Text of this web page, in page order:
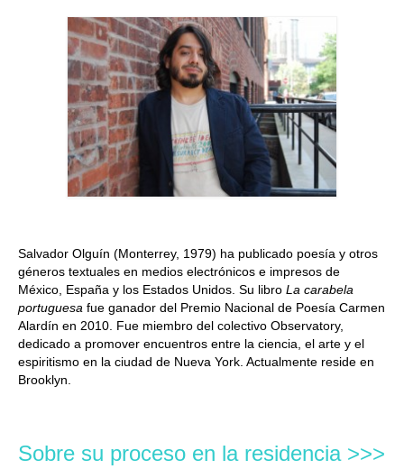
Quedate con nosotras
Archivo
Contacto
Idioma:
Salvador Olguín (Monterrey, 1979) ha publicado poesía y otros
géneros textuales en medios electrónicos e impresos de
México, España y los Estados Unidos. Su libro La carabela
portuguesa fue ganador del Premio Nacional de Poesía Carmen
Alardín en 2010. Fue miembro del colectivo Observatory,
dedicado a promover encuentros entre la ciencia, el arte y el
espiritismo en la ciudad de Nueva York. Actualmente reside en
Brooklyn.
Sobre su proceso en la residencia >>>